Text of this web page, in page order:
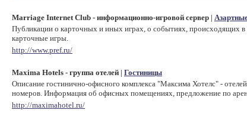
Marriage Internet Club - информационно-игровой сервер
Публикации о карточных и иных играх, о событиях, происходящих в
карточные игры.
http://www.pref.ru/
Maxima Hotels - группа отелей Гостиницы
Описание гостинично-офисного комплекса "Максима Хотелс" -
номеров. Информация об офисных помещениях, предложение по
http://maximahotel.ru/